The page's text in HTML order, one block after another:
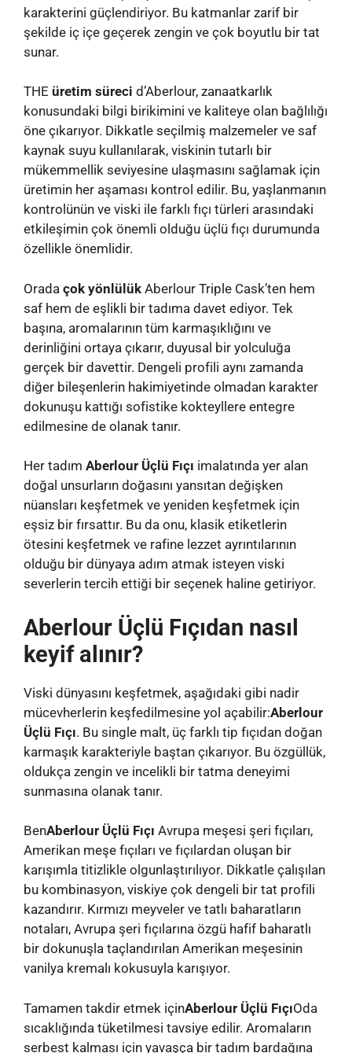
karakterini güçlendiriyor. Bu katmanlar zarif bir
şekilde iç içe geçerek zengin ve çok boyutlu bir tat
sunar.
THE üretim süreci d’Aberlour, zanaatkarlık
konusundaki bilgi birikimini ve kaliteye olan bağlılığı
öne çıkarıyor. Dikkatle seçilmiş malzemeler ve saf
kaynak suyu kullanılarak, viskinin tutarlı bir
mükemmellik seviyesine ulaşmasını sağlamak için
üretimin her aşaması kontrol edilir. Bu, yaşlanmanın
kontrolünün ve viski ile farklı fıçı türleri arasındaki
etkileşimin çok önemli olduğu üçlü fıçı durumunda
özellikle önemlidir.
Orada çok yönlülük Aberlour Triple Cask’ten hem
saf hem de eşlikli bir tadıma davet ediyor. Tek
başına, aromalarının tüm karmaşıklığını ve
derinliğini ortaya çıkarır, duyusal bir yolculuğa
gerçek bir davettir. Dengeli profili aynı zamanda
diğer bileşenlerin hakimiyetinde olmadan karakter
dokunuşu kattığı sofistike kokteyllere entegre
edilmesine de olanak tanır.
Her tadım Aberlour Üçlü Fıçı imalatında yer alan
doğal unsurların doğasını yansıtan değişken
nüansları keşfetmek ve yeniden keşfetmek için
eşsiz bir fırsattır. Bu da onu, klasik etiketlerin
ötesini keşfetmek ve rafine lezzet ayrıntılarının
olduğu bir dünyaya adım atmak isteyen viski
severlerin tercih ettiği bir seçenek haline getiriyor.
Aberlour Üçlü Fıçıdan nasıl
keyif alınır?
Viski dünyasını keşfetmek, aşağıdaki gibi nadir
mücevherlerin keşfedilmesine yol açabilir:Aberlour
Üçlü Fıçı. Bu single malt, üç farklı tip fıçıdan doğan
karmaşık karakteriyle baştan çıkarıyor. Bu özgüllük,
oldukça zengin ve incelikli bir tatma deneyimi
sunmasına olanak tanır.
BenAberlour Üçlü Fıçı Avrupa meşesi şeri fıçıları,
Amerikan meşe fıçıları ve fıçılardan oluşan bir
karışımla titizlikle olgunlaştırılıyor. Dikkatle çalışılan
bu kombinasyon, viskiye çok dengeli bir tat profili
kazandırır. Kırmızı meyveler ve tatlı baharatların
notaları, Avrupa şeri fıçılarına özgü hafif baharatlı
bir dokunuşla taçlandırılan Amerikan meşesinin
vanilya kremalı kokusuyla karışıyor.
Tamamen takdir etmek içinAberlour Üçlü FıçıOda
sıcaklığında tüketilmesi tavsiye edilir. Aromaların
serbest kalması için yavaşça bir tadım bardağına